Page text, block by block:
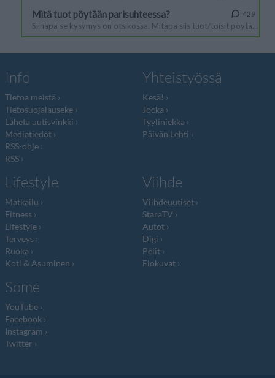
Info
Tietoa meistä
Tietosuojalauseke
Lähetä uutisvinkki
Mediatiedot
RSS-ohje
RSS
Yhteistyössä
Kesä!
Jocka
Tyyliniekka
Päivän Lehti
Lifestyle
Matkailu
Fitness
Lifestyle
Terveys
Ruoka
Koti & Asuminen
Viihde
Viihdeuutiset
StaraTV
Autot
Digi
Pelit
Elokuvat
Some
YouTube
Facebook
Instagram
Twitter